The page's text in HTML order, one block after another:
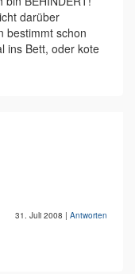
darüber
bestimmt schon
ins Bett, oder kote
31. Juli 2008 | Antworten